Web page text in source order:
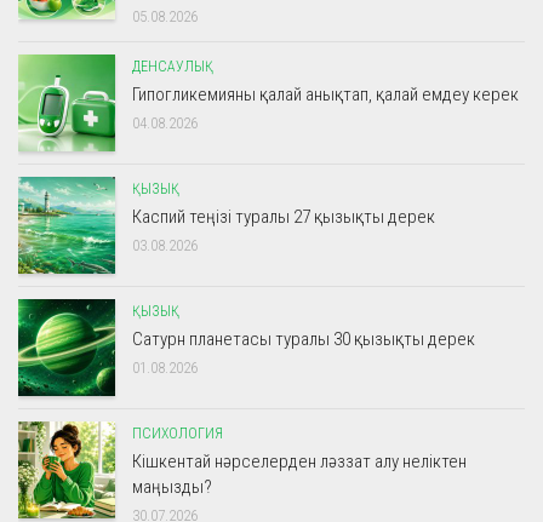
05.08.2026
ДЕНСАУЛЫҚ
Гипогликемияны қалай анықтап, қалай емдеу керек
04.08.2026
ҚЫЗЫҚ
Каспий теңізі туралы 27 қызықты дерек
03.08.2026
ҚЫЗЫҚ
Сатурн планетасы туралы 30 қызықты дерек
01.08.2026
ПСИХОЛОГИЯ
Кішкентай нәрселерден ләззат алу неліктен
маңызды?
30.07.2026